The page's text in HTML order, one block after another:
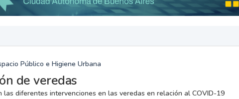
Público e Higiene Urbana
de veredas
las diferentes intervenciones en las veredas en relación al COVID-19